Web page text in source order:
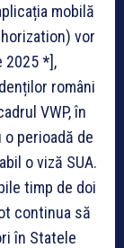
mobilă
vor
2025*],
români
VWP, în
perioadă de
o viză SUA.
timp de doi
continua să
în Statele